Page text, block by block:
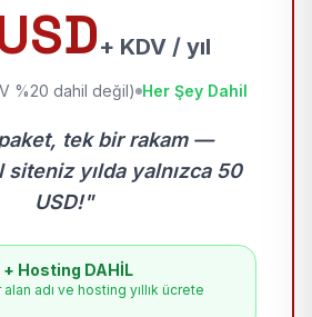
+ KDV / yıl
%20 dahil değil) Her Şey Dahil
tek bir rakam —
yılda yalnızca 50
USD!"
+ Hosting DAHİL
adı ve hosting yıllık ücrete